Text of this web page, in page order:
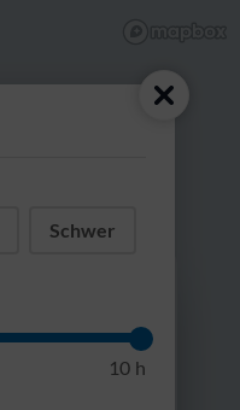
Schwer
10 h